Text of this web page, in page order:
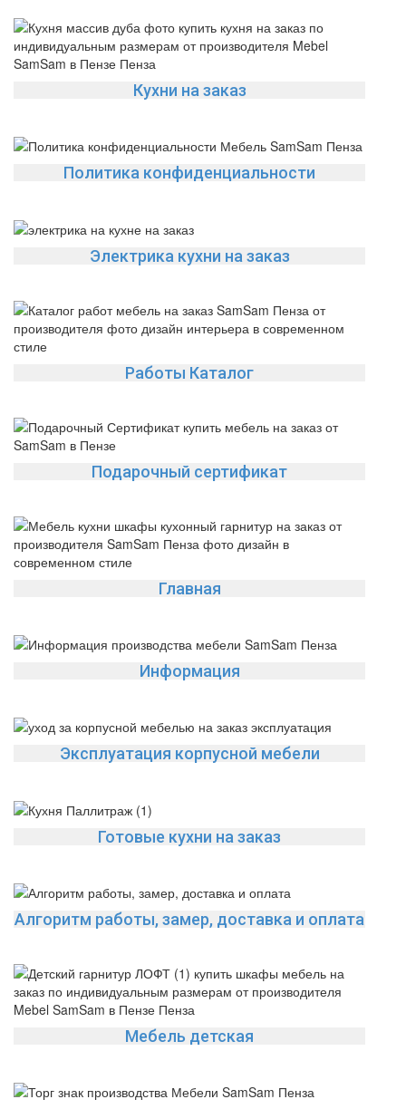
Кухни на заказ
Политика конфиденциальности
Электрика кухни на заказ
Работы Каталог
Подарочный сертификат
Главная
Информация
Эксплуатация корпусной мебели
Готовые кухни на заказ
Алгоритм работы, замер, доставка и оплата
Мебель детская